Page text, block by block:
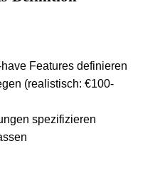
Features definieren
(realistisch: €100-
spezifizieren